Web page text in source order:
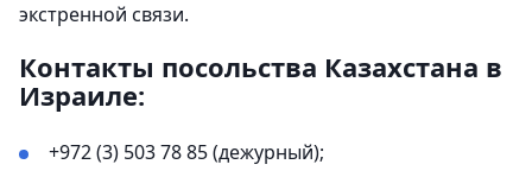
экстренной связи.
Контакты посольства Казахстана в
Израиле:
+972 (3) 503 78 85 (дежурный);